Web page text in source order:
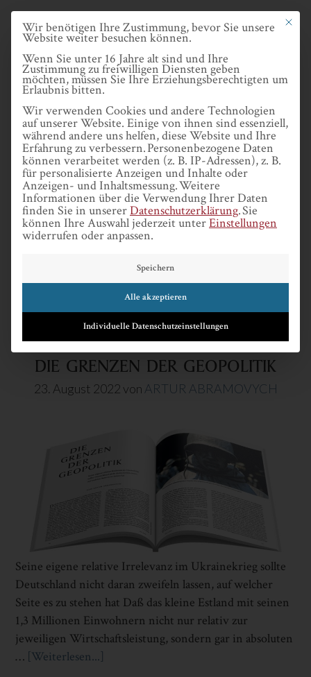
Skip
main
content
ARTUR
ABRAMOVYCH
DIE GRENZEN DER GEOPOLITIK
23. August 2022von ARTUR ABRAMOVYCH
Seine eigene relative Irrelevanz im Ukrainekrieg sollte
Deutschland nicht daran zweifeln lassen, auf welcher
Seite es zu stehen hat Daß das kleine Estland mit seinen
1,3 Millionen Einwohnern nicht nur relativ zur
jeweiligen Wirtschaftsleistung, sondern gar in absoluten
… [Weiterlesen...]
Mit
Wir benötigen Ihre Zustimmung, bevor Sie unsere
Website weiter besuchen können.
Wenn Sie unter 16 Jahre alt sind und Ihre
Zustimmung zu freiwilligen Diensten geben
möchten, müssen Sie Ihre Erziehungsberechtigten um
Erlaubnis bitten.
Wir verwenden Cookies und andere Technologien
auf unserer Website. Einige von ihnen sind essenziell,
während andere uns helfen, diese Website und Ihre
Erfahrung zu verbessern.Personenbezogene Daten
können verarbeitet werden (z. B. IP-Adressen), z. B.
für personalisierte Anzeigen und Inhalte oder
Anzeigen- und Inhaltsmessung.Weitere
Informationen über die Verwendung Ihrer Daten
finden Sie in unsererDatenschutzerklärung.Sie
können Ihre Auswahl jederzeit unterEinstellungen
widerrufen oder anpassen.
Speichern
Alle akzeptieren
Individuelle Datenschutzeinstellungen